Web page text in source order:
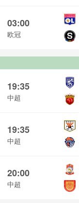
03:00
欧冠
19:35
中超
19:35
中超
20:00
中超